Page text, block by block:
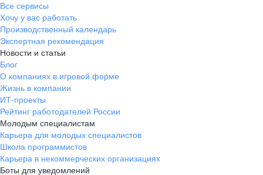
Все сервисы
Хочу у вас работать
Производственный календарь
Экспертная рекомендация
Новости и статьи
Блог
О компаниях в игровой форме
Жизнь в компании
ИТ-проекты
Рейтинг работодателей России
Молодым специалистам
Карьера для молодых специалистов
Школа программистов
Карьера в некоммерческих организациях
Боты для уведомлений